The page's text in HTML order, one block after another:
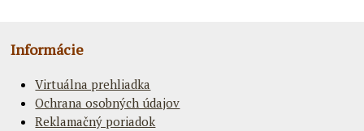
Informácie
Virtuálna prehliadka
Ochrana osobných údajov
Reklamačný poriadok